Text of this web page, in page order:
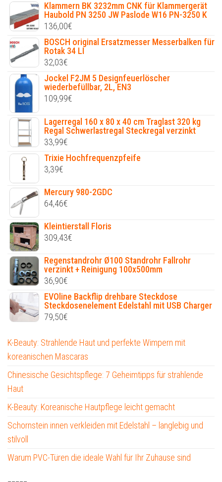
Klammern BK 3232mm CNK für Klammergerät
Haubold PN 3250 JW Paslode W16 PN-3250 K
136,00€
BOSCH original Ersatzmesser Messerbalken für
Rotak 34 LI
32,03€
Jockel F2JM 5 Designfeuerlöscher
wiederbefüllbar, 2L, EN3
109,99€
Lagerregal 160 x 80 x 40 cm Traglast 320 kg
Regal Schwerlastregal Steckregal verzinkt
33,99€
Trixie Hochfrequenzpfeife
3,39€
Mercury 980-2GDC
64,46€
Kleintierstall Floris
309,43€
Regenstandrohr Ø100 Standrohr Fallrohr
verzinkt + Reinigung 100x500mm
36,90€
EVOline Backflip drehbare Steckdose
Steckdosenelement Edelstahl mit USB Charger
79,50€
K-Beauty: Strahlende Haut und perfekte Wimpern mit
koreanischen Mascaras
Chinesische Gesichtspflege: 7 Geheimtipps für strahlende
Haut
K-Beauty: Koreanische Hautpflege leicht gemacht
Schornstein innen verkleiden mit Edelstahl – langlebig und
stilvoll
Warum PVC-Türen die ideale Wahl für Ihr Zuhause sind